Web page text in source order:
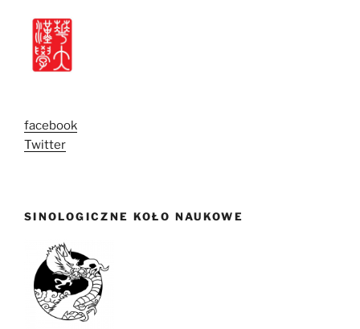
facebook
Twitter
SINOLOGICZNE KOŁO NAUKOWE